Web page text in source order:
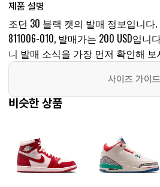
제품 설명
조던 30 블랙 캣의 발매 정보입니다
811006-010, 발매가는 200 USD입
니 발매 소식을 가장 먼저 확인해 보
사이즈 가이드
비슷한 상품